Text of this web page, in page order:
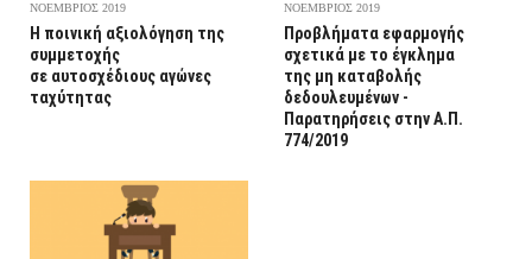
ΝΟΕΜΒΡΙΟΣ 2019
Η ποινική αξιολόγηση της
συμμετοχής
σε αυτοσχέδιους αγώνες
ταχύτητας
ΝΟΕΜΒΡΙΟΣ 2019
Προβλήματα εφαρμογής
σχετικά με το έγκλημα
της μη καταβολής
δεδουλευμένων -
Παρατηρήσεις στην Α.Π.
774/2019